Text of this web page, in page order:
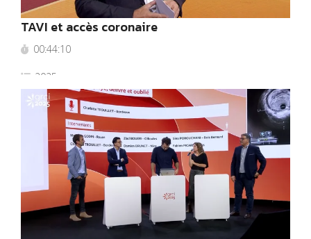
TAVI et accès coronaire
00:44:10
2025